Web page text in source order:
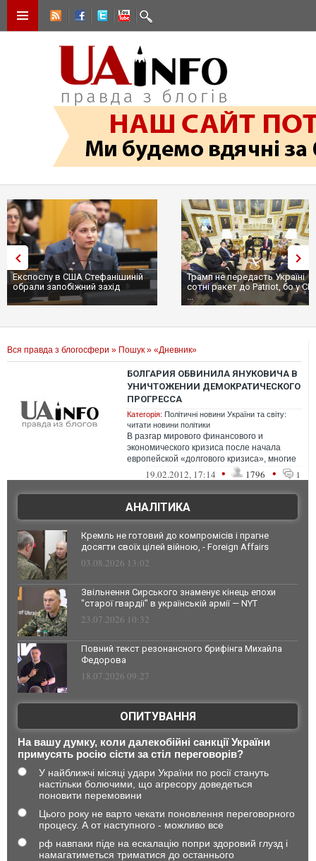
Експослу в США Стефанішиній
обрали запобіжний захід
Трамп не передасть Україні
сотні ракет до Patriot, бо у
...
Вся правда з блогосфери » Пошук » «Дневник»
БОЛГАРИЯ ОБВИНИЛА ЯНУКОВИЧА В
УНИЧТОЖЕНИИ ДЕМОКРАТИЧЕСКОГО
ПРОГРЕССА
Категорія: Політичні новини України та світу:
читати новини політики
В разгар мирового финансового и
экономического кризиса после начала
европейской «долгового кризиса», многие
правительства стали жертвами г...
19.02.2012, 17:14 • 1796 • 1
АНАЛІТИКА
Кремль не готовий до компромісів і прагне
досягти своїх цілей війною, - Foreign Affairs
03.08.2026 13:02
Звільнення Сирського знаменує кінець епохи
"старої гвардії" в українській армії — NYT
23.07.2026 10:32
Повний текст резонансного брифінга Михайла
Федорова
18.07.2026 09:27
ОПИТУВАННЯ
На вашу думку, коли далекобійні санкції України
примусять росію сісти за стіл переговорів?
У найближчі місяці удари України по росії стануть
настільки болючими, що агресору доведеться
поновити перемовини
Цього року не варто чекати поновлення переговорного
процесу. А от наступного - можливо все
рф навпаки піде на ескалацію попри здоровий глузд і
намагатиметься триматися до останнього